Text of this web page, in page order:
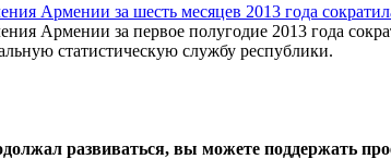
Армении за шесть месяцев 2013 года
Армении за первое полугодие 2013 года
статистическую службу республики.
развиваться, вы можете поддержать